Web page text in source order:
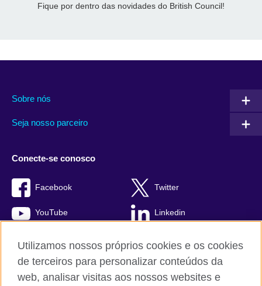
Fique por dentro das novidades do British Council!
Sobre nós
Seja nosso parceiro
Conecte-se conosco
Facebook Twitter
YouTube Linkedin
Utilizamos nossos próprios cookies e os cookies
de terceiros para personalizar conteúdos da
web, analisar visitas aos nossos websites e